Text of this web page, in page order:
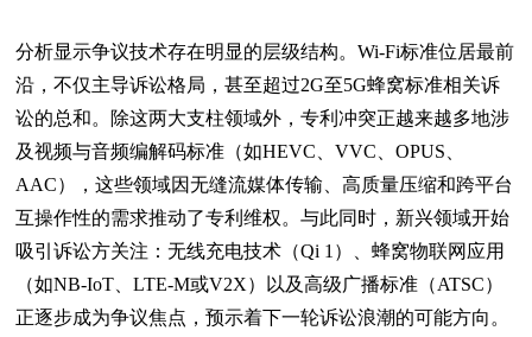
分析显示争议技术存在明显的层级结构。Wi-Fi标准位居最前
沿，不仅主导诉讼格局，甚至超过2G至5G蜂窝标准相关诉
讼的总和。除这两大支柱领域外，专利冲突正越来越多地涉
及视频与音频编解码标准（如HEVC、VVC、OPUS、
AAC），这些领域因无缝流媒体传输、高质量压缩和跨平台
互操作性的需求推动了专利维权。与此同时，新兴领域开始
吸引诉讼方关注：无线充电技术（Qi 1）、蜂窝物联网应用
（如NB-IoT 、LTE-M或V2X）以及高级广播标准（ATSC）
正逐步成为争议焦点，预示着下一轮诉讼浪潮的可能方向。